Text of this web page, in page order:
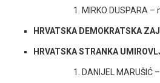
MIRKO DUSPARA
HRVATSKA DEMOKRATSKA
HRVATSKA STRANKA
DANIJEL MARUŠIĆ